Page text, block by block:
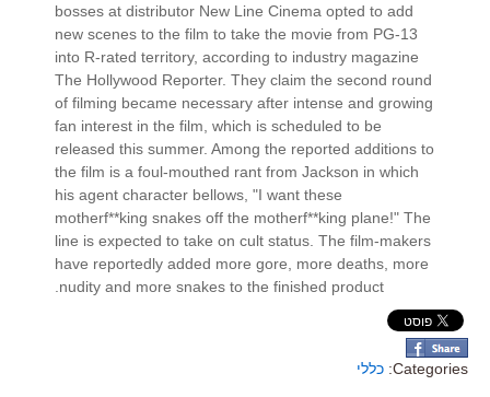
bosses at distributor New Line Cinema opted to add
new scenes to the film to take the movie from PG-13
into R-rated territory, according to industry magazine
The Hollywood Reporter. They claim the second round
of filming became necessary after intense and growing
fan interest in the film, which is scheduled to be
released this summer. Among the reported additions to
the film is a foul-mouthed rant from Jackson in which
his agent character bellows, "I want these
motherf**king snakes off the motherf**king plane!" The
line is expected to take on cult status. The film-makers
have reportedly added more gore, more deaths, more
nudity and more snakes to the finished product.
Categories: כללי